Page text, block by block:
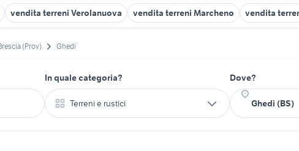
vendita terreni Verolanuova vendita terreni Marcheno vendita
(Prov) Ghedi
In quale categoria?
Terreni e rustici
Dove?